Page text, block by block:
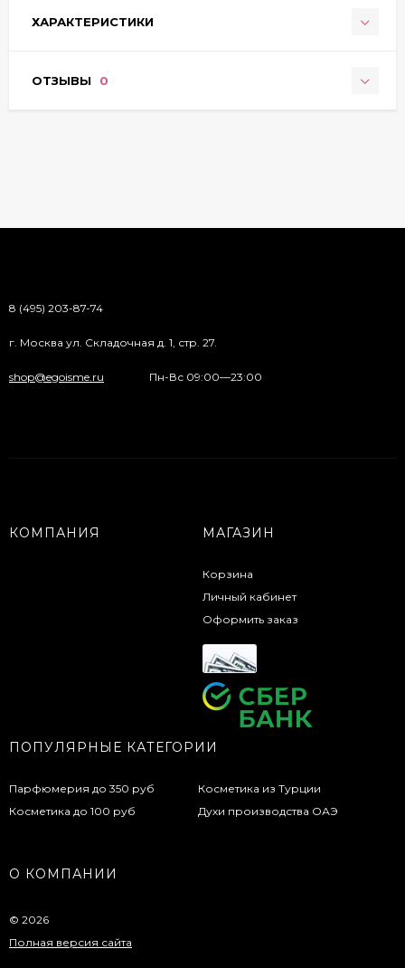
ХАРАКТЕРИСТИКИ
ОТЗЫВЫ 0
8 (495) 203-87-74
г. Москва ул. Складочная д. 1, стр. 27.
shop@egoisme.ru Пн-Вс 09:00—23:00
КОМПАНИЯ МАГАЗИН
Корзина
Личный кабинет
Оформить заказ
ПОПУЛЯРНЫЕ КАТЕГОРИИ
Парфюмерия до 350 руб
Косметика до 100 руб
Косметика из Турции
Духи производства ОАЭ
О КОМПАНИИ
© 2026
Полная версия сайта